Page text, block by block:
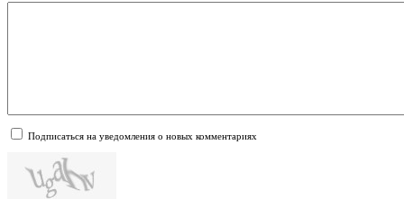
Подписаться на уведомления о новых комментариях